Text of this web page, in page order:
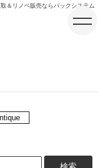
＆リノベ販売ならパックシステム